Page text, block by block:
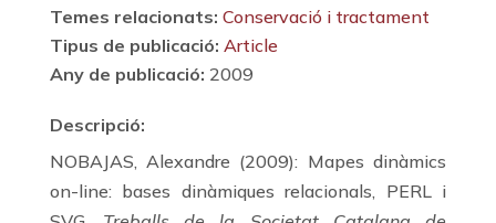
Temes relacionats: Conservació i tractament
Tipus de publicació: Article
Any de publicació: 2009
Descripció:
NOBAJAS, Alexandre (2009): Mapes dinàmics
on-line: bases dinàmiques relacionals, PERL i